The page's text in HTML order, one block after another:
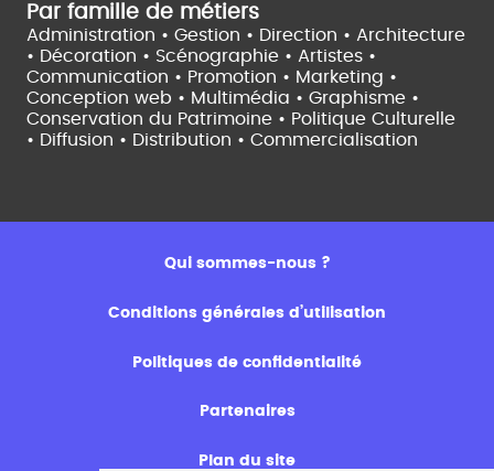
Par famille de métiers
Administration • Gestion • Direction • Architecture
• Décoration • Scénographie • Artistes •
Communication • Promotion • Marketing •
Conception web • Multimédia • Graphisme •
Conservation du Patrimoine • Politique Culturelle
• Diffusion • Distribution • Commercialisation
Qui sommes-nous ?
Conditions générales d’utilisation
Politiques de confidentialité
Partenaires
Plan du site